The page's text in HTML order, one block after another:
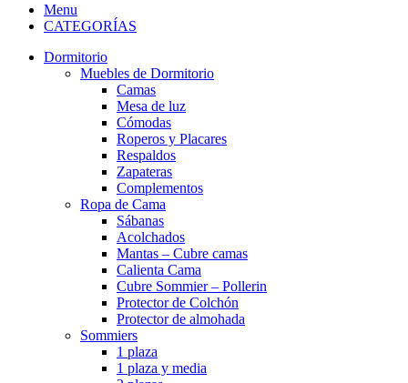
Menu
CATEGORÍAS
Dormitorio
Muebles de Dormitorio
Camas
Mesa de luz
Cómodas
Roperos y Placares
Respaldos
Zapateras
Complementos
Ropa de Cama
Sábanas
Acolchados
Mantas – Cubre camas
Calienta Cama
Cubre Sommier – Pollerin
Protector de Colchón
Protector de almohada
Sommiers
1 plaza
1 plaza y media